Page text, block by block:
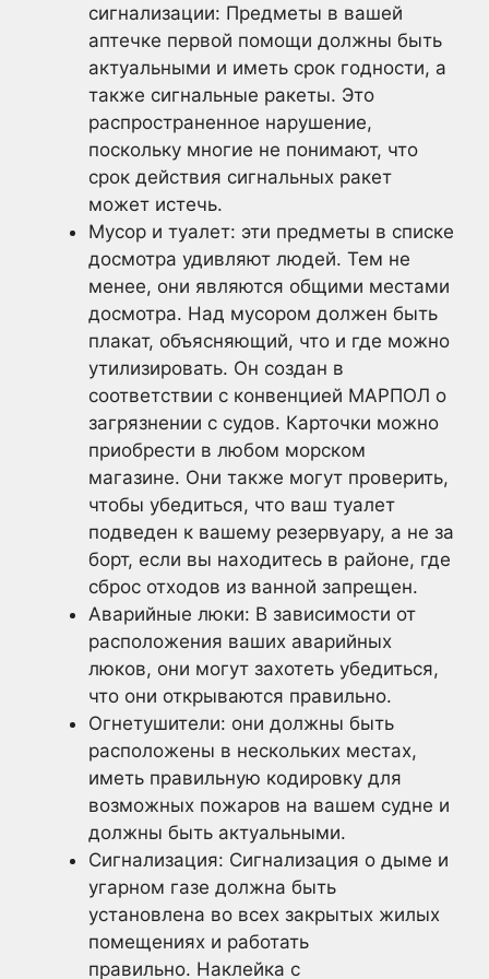
сигнализации: Предметы в вашей
аптечке первой помощи должны быть
актуальными и иметь срок годности, а
также сигнальные ракеты. Это
распространенное нарушение,
поскольку многие не понимают, что
срок действия сигнальных ракет
может истечь.
Мусор и туалет: эти предметы в списке
досмотра удивляют людей. Тем не
менее, они являются общими местами
досмотра. Над мусором должен быть
плакат, объясняющий, что и где можно
утилизировать. Он создан в
соответствии с конвенцией МАРПОЛ о
загрязнении с судов. Карточки можно
приобрести в любом морском
магазине. Они также могут проверить,
чтобы убедиться, что ваш туалет
подведен к вашему резервуару, а не за
борт, если вы находитесь в районе, где
сброс отходов из ванной запрещен.
Аварийные люки: В зависимости от
расположения ваших аварийных
люков, они могут захотеть убедиться,
что они открываются правильно.
Огнетушители: они должны быть
расположены в нескольких местах,
иметь правильную кодировку для
возможных пожаров на вашем судне и
должны быть актуальными.
Сигнализация: Сигнализация о дыме и
угарном газе должна быть
установлена во всех закрытых жилых
помещениях и работать
правильно. Наклейка с